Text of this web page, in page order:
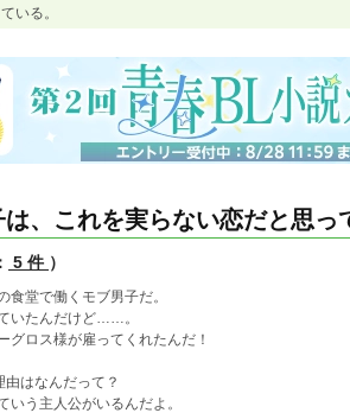
いる。
は、これを実らない恋だと思っ
5 件 ）
堂で働くモブ男子だ。
いたんだけど……。
グロス様が雇ってくれたんだ！
はなんだって？
いう主人公がいるんだよ。